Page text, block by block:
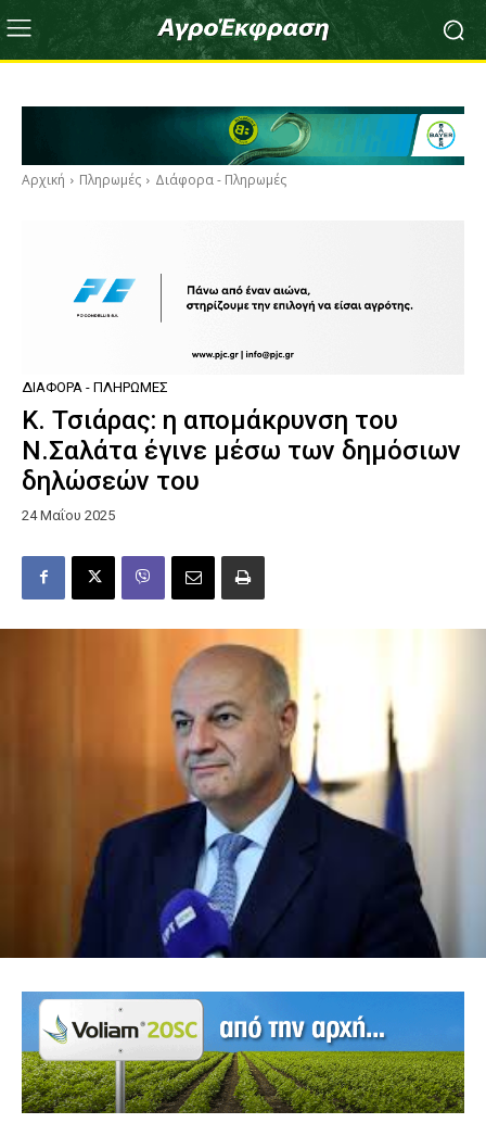
Αρχική Πληρωμές Διάφορα - Πληρωμές
ΔΙΆΦΟΡΑ - ΠΛΗΡΩΜΈΣ
Κ. Τσιάρας: η απομάκρυνση του
Ν.Σαλάτα έγινε μέσω των δημόσιων
δηλώσεών του
24 Μαΐου 2025